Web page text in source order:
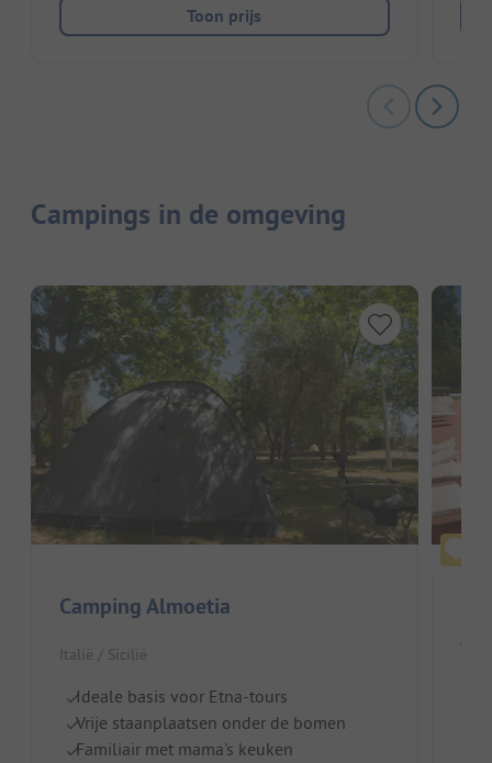
Toon prijs
Campings in de omgeving
Camping Almoetia
Italië / Sicilië
Ideale basis voor Etna-tours
Vrije staanplaatsen onder de bomen
Familiair met mama's keuken